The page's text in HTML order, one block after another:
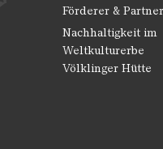
Förderer &
Nachhaltigkeit im
Weltkulturerbe
Völklinger Hütte